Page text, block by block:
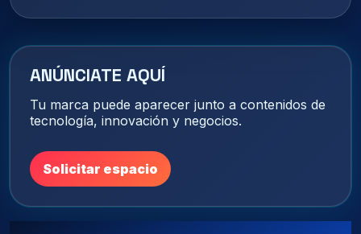
ANÚNCIATE AQUÍ
Tu marca puede aparecer junto a contenidos de
tecnología, innovación y negocios.
Solicitar espacio